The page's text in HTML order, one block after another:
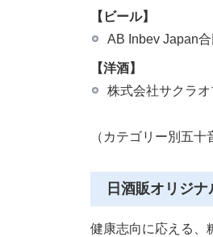
【ビール】
AB Inbev Japan
【洋酒】
株式会社サクラ
（カテゴリー別五十
日酒販オリジ
健康志向に応える、